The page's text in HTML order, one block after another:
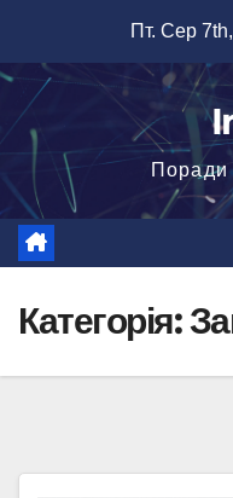
вмісту
Пт. Сер
Поради
Категорія: